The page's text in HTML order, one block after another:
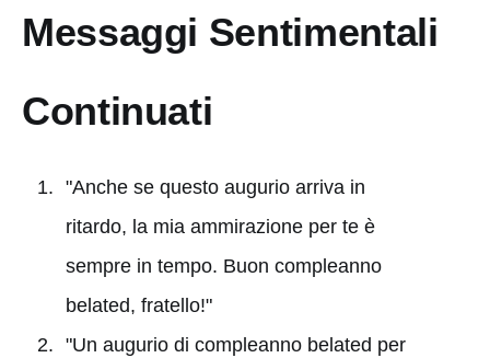
Messaggi Sentimentali
Continuati
"Anche se questo augurio arriva in
ritardo, la mia ammirazione per te è
sempre in tempo. Buon compleanno
belated, fratello!"
"Un augurio di compleanno belated per